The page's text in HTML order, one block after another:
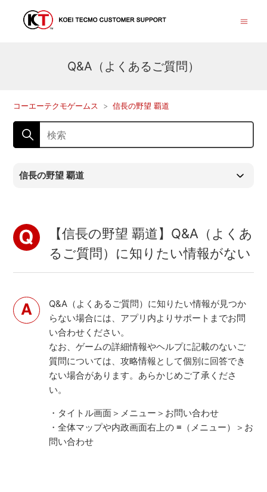
Q&A（よくあるご質問）
コーエーテクモゲームス 信長の野望 覇道
信長の野望 覇道
【信長の野望 覇道】Q&A（よくあ
るご質問）に知りたい情報がない
Q&A（よくあるご質問）に知りたい情報が見つか
らない場合には、アプリ内よりサポートまでお問
い合わせください。
なお、ゲームの詳細情報やヘルプに記載のないご
質問については、攻略情報として個別に回答でき
ない場合があります。あらかじめご了承くださ
い。
・タイトル画面＞メニュー＞お問い合わせ
・全体マップや内政画面右上の ≡（メニュー）＞お
問い合わせ